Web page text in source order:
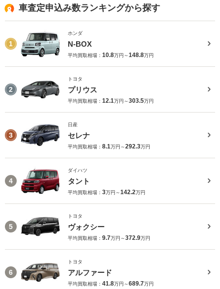
車査定申込み数ランキングから探す
1
ホンダ
N-BOX
平均買取相場： 10.8万円～148.8万円
2
トヨタ
プリウス
平均買取相場： 12.1万円～303.5万円
3
日産
セレナ
平均買取相場： 8.1万円～292.3万円
4
ダイハツ
タント
平均買取相場： 3万円～142.2万円
5
トヨタ
ヴォクシー
平均買取相場： 9.7万円～372.9万円
6
トヨタ
アルファード
平均買取相場： 41.8万円～689.7万円